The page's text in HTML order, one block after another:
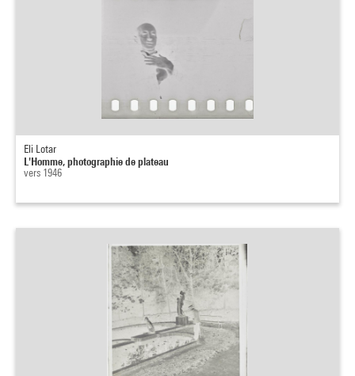
Eli Lotar
L'Homme, photographie de plateau
vers 1946